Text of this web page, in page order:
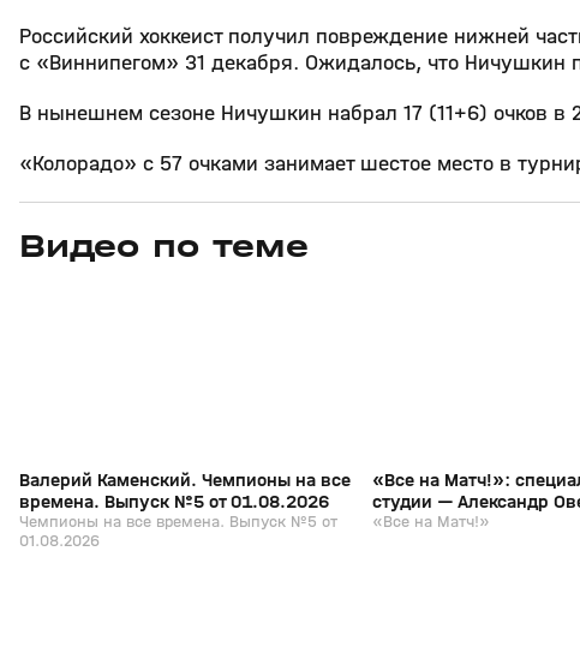
Российский хоккеист получил повреждение нижней
с «Виннипегом» 31 декабря. Ожидалось, что Ничушкин
В нынешнем сезоне Ничушкин набрал 17 (11+6) очков в
«Колорадо» с 57 очками занимает шестое место в
Видео по теме
01 авг, 10:11
Валерий Каменский. Чемпионы на все
времена. Выпуск №5 от 01.08.2026
Чемпионы на все времена. Выпуск №5 от
01.08.2026
«Все на Матч!»:
студии — Александр
«Все на Матч!»